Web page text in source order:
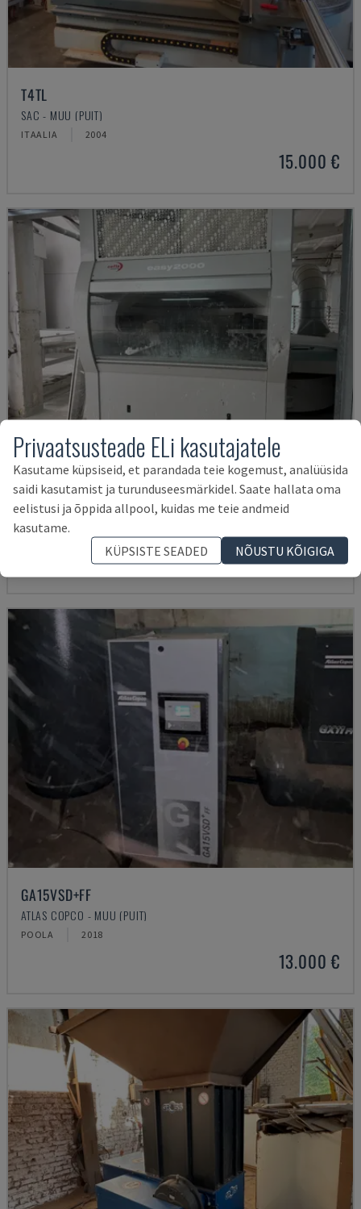
T4TL
SAC - MUU (PUIT)
ITAALIA 2004
15.000 €
EASY 2000 D
CEFLA - MUU (PUIT)
POOLA 2009
57.000 €
GA15VSD+FF
ATLAS COPCO - MUU (PUIT)
POOLA 2018
13.000 €
Privaatsusteade ELi kasutajatele
Kasutame küpsiseid, et parandada teie kogemust, analüüsida
saidi kasutamist ja turunduseesmärkidel. Saate hallata oma
eelistusi ja õppida allpool, kuidas me teie andmeid
kasutame.
KÜPSISTE SEADED
NÕUSTU KÕIGIGA